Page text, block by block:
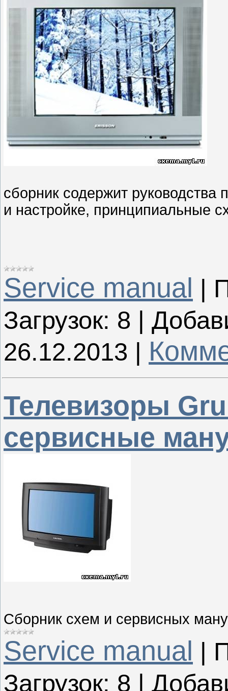
сборник содержит руководства
и настройке, принципиальные
Service manual |
Загрузок: 8 |
26.12.2013 |
Телевизоры
сервисные
Сборник схем и сервисных
Service manual |
Загрузок: 8 |